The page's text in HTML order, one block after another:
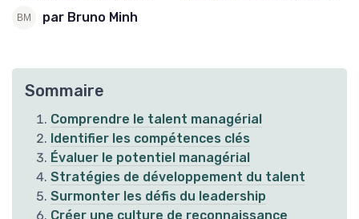
par Bruno Minh
Sommaire
Comprendre le talent managérial
Identifier les compétences clés
Évaluer le potentiel managérial
Stratégies de développement du talent
Surmonter les défis du leadership
Créer une culture de reconnaissance